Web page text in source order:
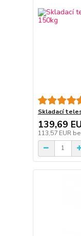
Skladací
139,69
113,57 EUR